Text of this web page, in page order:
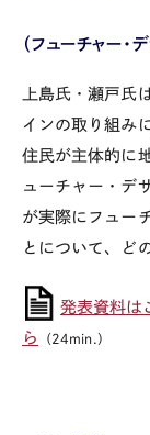
（フューチャー・
上島氏・瀬戸氏
インの取り組み
住民が主体的に
ューチャー・デ
が実際にフュー
とについて、ど
発表資料は
ら
（24min.）